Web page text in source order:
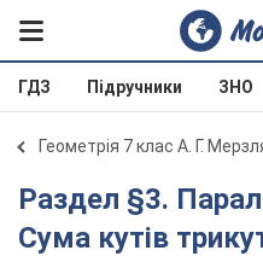
ГДЗ Підручники ЗНО
Геометрія 7 клас А. Г.
Раздел §3. Паралельні прямі.
Сума кутів